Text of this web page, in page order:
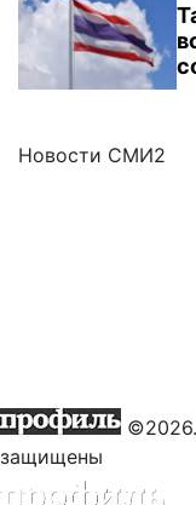
Новости СМИ2
защищены